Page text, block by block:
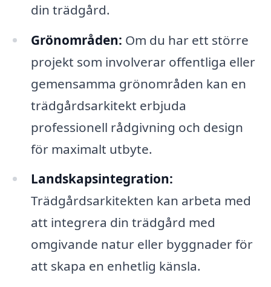
din trädgård.
Grönområden: Om du har ett större
projekt som involverar offentliga eller
gemensamma grönområden kan en
trädgårdsarkitekt erbjuda
professionell rådgivning och design
för maximalt utbyte.
Landskapsintegration:
Trädgårdsarkitekten kan arbeta med
att integrera din trädgård med
omgivande natur eller byggnader för
att skapa en enhetlig känsla.